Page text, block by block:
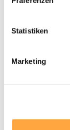
Statistiken
Marketing
*